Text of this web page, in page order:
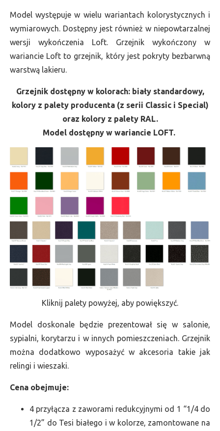
Model występuje w wielu wariantach kolorystycznych i
wymiarowych. Dostępny jest również w niepowtarzalnej
wersji wykończenia Loft. Grzejnik wykończony w
wariancie Loft to grzejnik, który jest pokryty bezbarwną
warstwą lakieru.
Grzejnik dostępny w kolorach: biały standardowy,
kolory z palety producenta (z serii Classic i Special)
oraz kolory z palety RAL.
Model dostępny w wariancie LOFT.
Kliknij palety powyżej, aby powiększyć.
Model doskonale będzie prezentował się w salonie,
sypialni, korytarzu i w innych pomieszczeniach. Grzejnik
można dodatkowo wyposażyć w akcesoria takie jak
relingi i wieszaki.
Cena obejmuje:
4 przyłącza z zaworami redukcyjnymi od 1 “1/4 do
1/2” do Tesi białego i w kolorze, zamontowane na